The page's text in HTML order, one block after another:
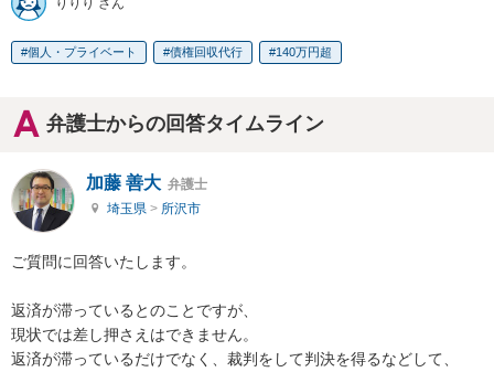
りりり さん
個人・プライベート 債権回収代行 140万円超
弁護士からの回答タイムライン
加藤 善大 弁護士
埼玉県 > 所沢市
ご質問に回答いたします。
返済が滞っているとのことですが、
現状では差し押さえはできません。
返済が滞っているだけでなく、裁判をして判決を得るなどして、